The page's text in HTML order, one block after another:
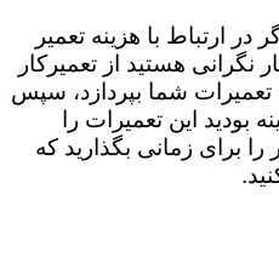
در ارتباط با هزینه تعمیر
هستید از تعمیرکار
تعمیرات شما بپردازد، سپس
بودید این تعمیرات را
را برای زمانی بگذارید که